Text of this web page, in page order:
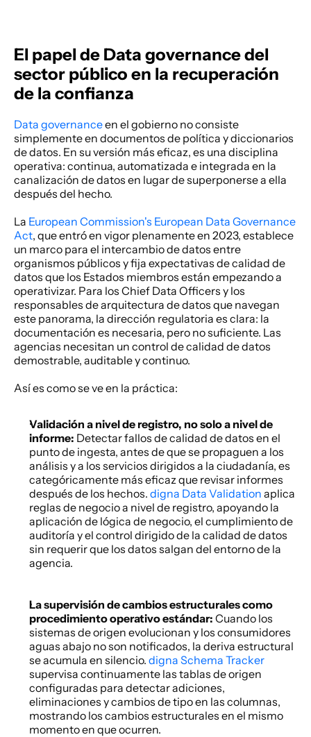
El papel de Data governance del
sector público en la recuperación
de la confianza
Data governance en el gobierno no consiste
simplemente en documentos de política y diccionarios
de datos. En su versión más eficaz, es una disciplina
operativa: continua, automatizada e integrada en la
canalización de datos en lugar de superponerse a ella
después del hecho.
La European Commission's European Data Governance
Act, que entró en vigor plenamente en 2023, establece
un marco para el intercambio de datos entre
organismos públicos y fija expectativas de calidad de
datos que los Estados miembros están empezando a
operativizar. Para los Chief Data Officers y los
responsables de arquitectura de datos que navegan
este panorama, la dirección regulatoria es clara: la
documentación es necesaria, pero no suficiente. Las
agencias necesitan un control de calidad de datos
demostrable, auditable y continuo.
Así es como se ve en la práctica:
Validación a nivel de registro, no solo a nivel de
informe: Detectar fallos de calidad de datos en el
punto de ingesta, antes de que se propaguen a los
análisis y a los servicios dirigidos a la ciudadanía, es
categóricamente más eficaz que revisar informes
después de los hechos. digna Data Validation aplica
reglas de negocio a nivel de registro, apoyando la
aplicación de lógica de negocio, el cumplimiento de
auditoría y el control dirigido de la calidad de datos
sin requerir que los datos salgan del entorno de la
agencia.
La supervisión de cambios estructurales como
procedimiento operativo estándar: Cuando los
sistemas de origen evolucionan y los consumidores
aguas abajo no son notificados, la deriva estructural
se acumula en silencio. digna Schema Tracker
supervisa continuamente las tablas de origen
configuradas para detectar adiciones,
eliminaciones y cambios de tipo en las columnas,
mostrando los cambios estructurales en el mismo
momento en que ocurren.